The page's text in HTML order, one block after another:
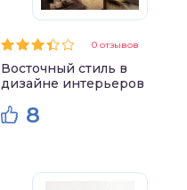
0 отзывов
Восточный стиль в
дизайне интерьеров
8